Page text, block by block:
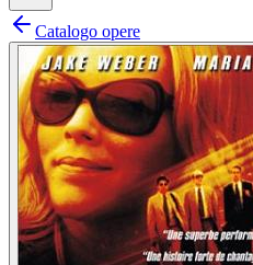
Catalogo opere